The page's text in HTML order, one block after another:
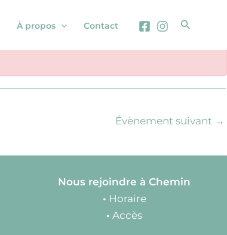
À propos Contact
Évènement suivant →
Nous rejoindre à Chemin
• Horaire
• Accès